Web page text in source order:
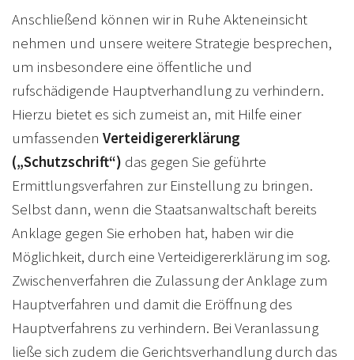
Anschließend können wir in Ruhe Akteneinsicht
nehmen und unsere weitere Strategie besprechen,
um insbesondere eine öffentliche und
rufschädigende Hauptverhandlung zu verhindern.
Hierzu bietet es sich zumeist an, mit Hilfe einer
umfassenden Verteidigererklärung
(„Schutzschrift“) das gegen Sie geführte
Ermittlungsverfahren zur Einstellung zu bringen.
Selbst dann, wenn die Staatsanwaltschaft bereits
Anklage gegen Sie erhoben hat, haben wir die
Möglichkeit, durch eine Verteidigererklärung im sog.
Zwischenverfahren die Zulassung der Anklage zum
Hauptverfahren und damit die Eröffnung des
Hauptverfahrens zu verhindern. Bei Veranlassung
ließe sich zudem die Gerichtsverhandlung durch das